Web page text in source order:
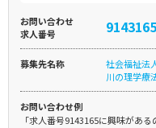
お問い合わせ
求人番号
9143165
募集先名称
社会福祉法
川の理学療
お問い合わせ例
「求人番号9143165に興味があ